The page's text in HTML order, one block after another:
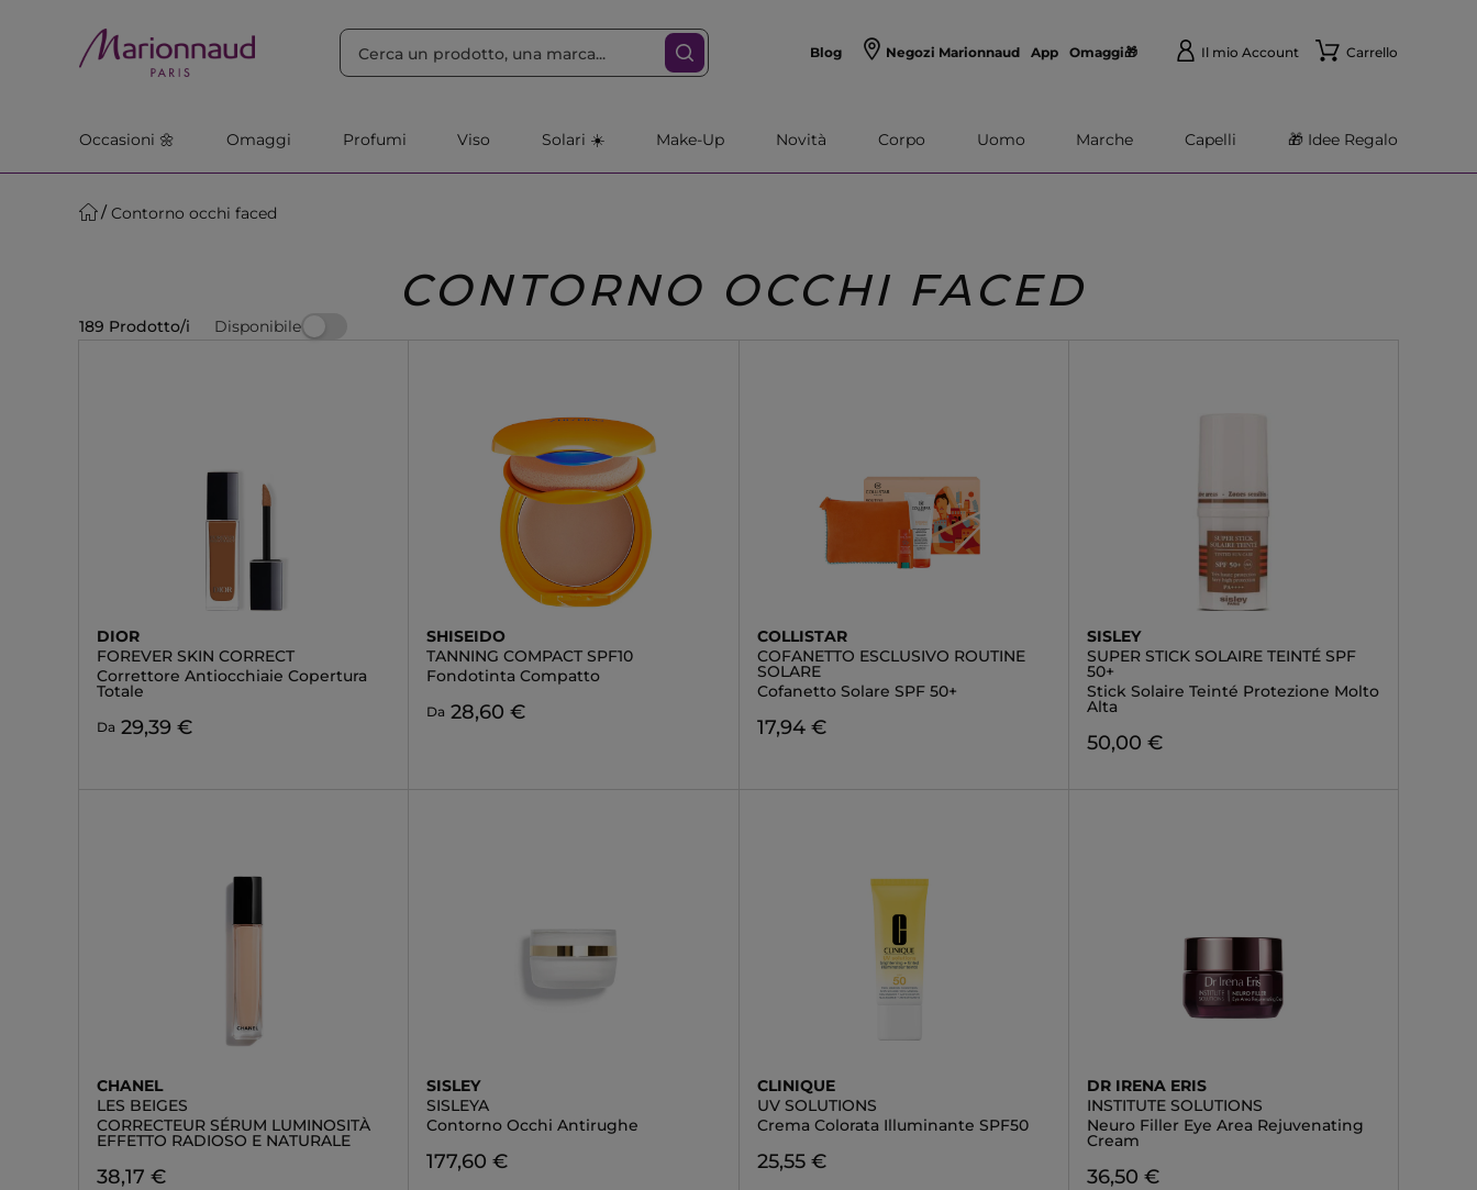
Blog Negozi Marionnaud App Omaggi🎁 Il mio Account Carrello
Occasioni 🌼 Omaggi Profumi Viso Solari ☀️ Make-Up Novità Corpo Uomo Marche Capelli 🎁 Idee Regalo
Contorno occhi faced
CONTORNO OCCHI FACED
189 Prodotto/i Disponibile
DIOR
FOREVER SKIN CORRECT
Correttore Antiocchiaie Copertura
Totale
Da 29,39 €
SHISEIDO
TANNING COMPACT SPF10
Fondotinta Compatto
Da 28,60 €
COLLISTAR
COFANETTO ESCLUSIVO ROUTINE
SOLARE
Cofanetto Solare SPF 50+
17,94 €
SISLEY
SUPER STICK SOLAIRE TEINTÉ SPF
50+
Stick Solaire Teinté Protezione Molto
Alta
50,00 €
CHANEL
LES BEIGES
CORRECTEUR SÉRUM LUMINOSITÀ
EFFETTO RADIOSO E NATURALE
38,17 €
SISLEY
SISLEYA
Contorno Occhi Antirughe
177,60 €
CLINIQUE
UV SOLUTIONS
Crema Colorata Illuminante SPF50
25,55 €
DR IRENA ERIS
INSTITUTE SOLUTIONS
Neuro Filler Eye Area Rejuvenating
Cream
36,50 €